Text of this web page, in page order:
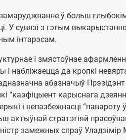
ў больш
У сувязі з гэтым
інтарэсам.
і змястоўнае
і набліжаецца да кропкі
абазначыў
“каэфіцыент карыснага
і непазбежнасці
актыўнай стратэгіяй
замежных спраў Уладзімір